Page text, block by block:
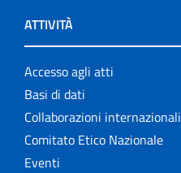
ATTIVITÀ
Accesso agli atti
Basi di dati
Collaborazioni internazionali
Comitato Etico Nazionale
Eventi